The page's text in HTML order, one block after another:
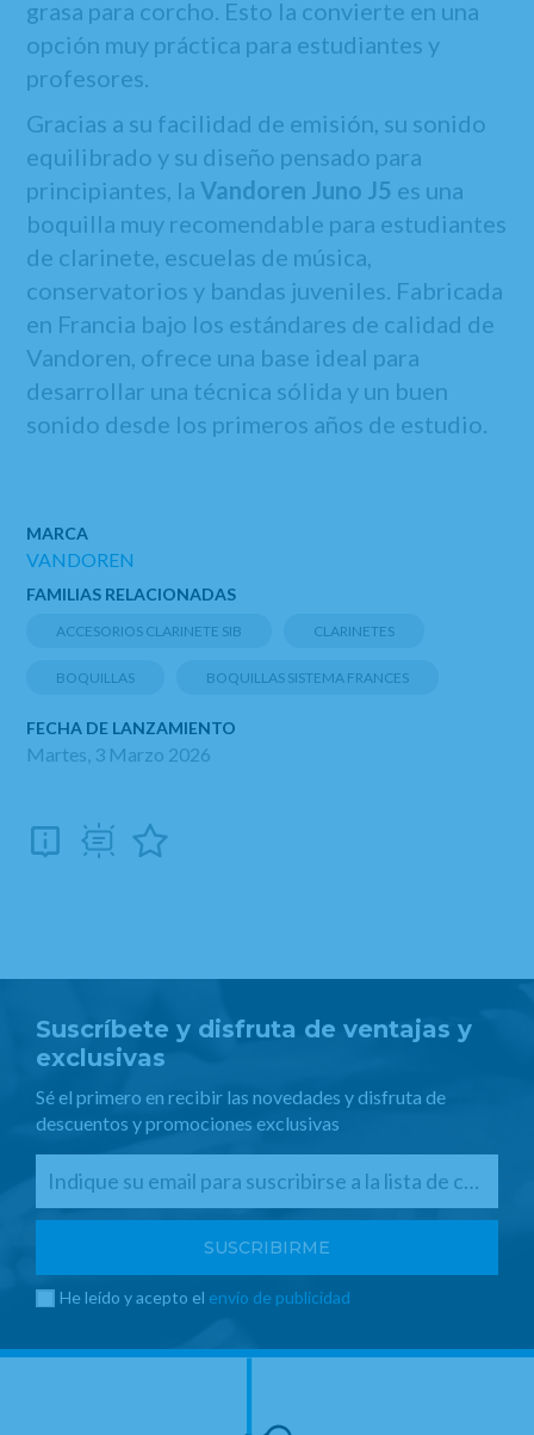
grasa para corcho. Esto la convierte en una
opción muy práctica para estudiantes y
profesores.
Gracias a su facilidad de emisión, su sonido
equilibrado y su diseño pensado para
principiantes, laVandoren Juno J5 es una
boquilla muy recomendable para estudiantes
de clarinete, escuelas de música,
conservatorios y bandas juveniles. Fabricada
en Francia bajo los estándares de calidad de
Vandoren, ofrece una base ideal para
desarrollar una técnica sólida y un buen
sonido desde los primeros años de estudio.
MARCA
VANDOREN
FAMILIAS RELACIONADAS
ACCESORIOS CLARINETE SIB CLARINETES
BOQUILLAS BOQUILLAS SISTEMA FRANCES
FECHA DE LANZAMIENTO
Martes, 3 Marzo 2026
Suscríbete y disfruta de ventajas y
exclusivas
Sé el primero en recibir las novedades y disfruta de
descuentos y promociones exclusivas
He leído y acepto el envío de publicidad